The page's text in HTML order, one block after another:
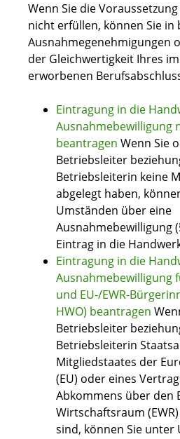
Wenn Sie die
nicht erfüllen, können Sie in
Ausnahmegenehmigungen
der Gleichwertigkeit Ihres
erworbenen
Eintragung in die
Ausnahmebewilligung
beantragen Wenn Sie
Betriebsleiter
Betriebsleiterin keine
abgelegt haben,
Umständen über eine
Ausnahmebewilligung
Eintrag in die
Eintragung in die
Ausnahmebewilligung
und EU-/EWR-
HWO) beantragen
Betriebsleiter
Betriebsleiterin
Mitgliedstaates der
(EU) oder eines
Abkommens über den
Wirtschaftsraum
sind, können Sie